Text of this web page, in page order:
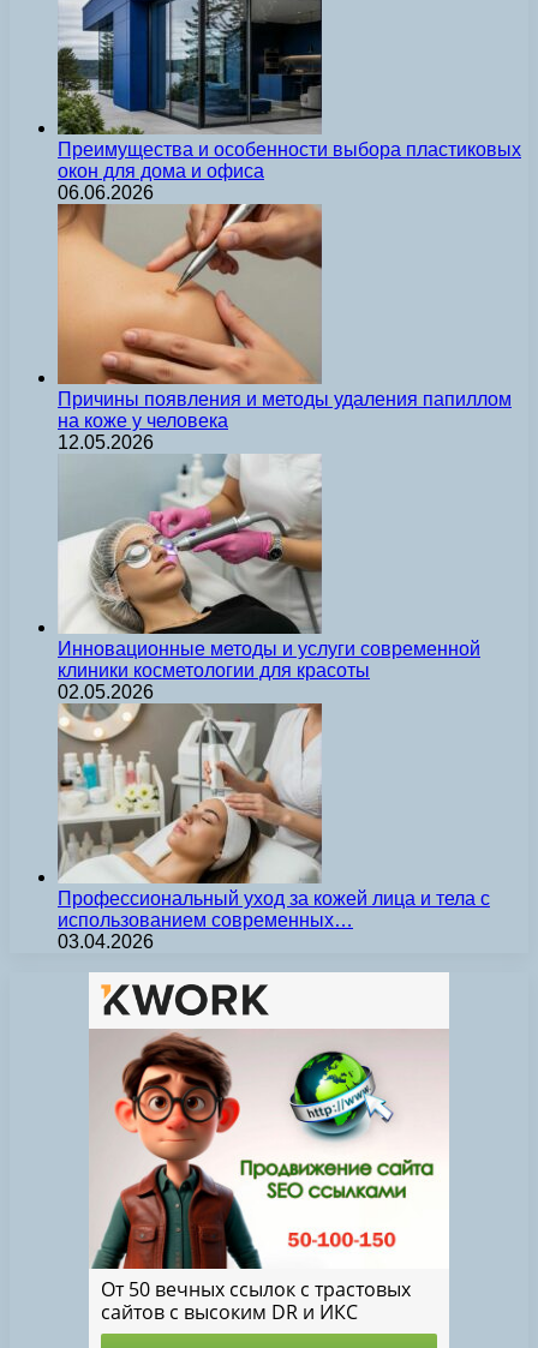
Преимущества и особенности выбора пластиковых
окон для дома и офиса
06.06.2026
Причины появления и методы удаления папиллом
на коже у человека
12.05.2026
Инновационные методы и услуги современной
клиники косметологии для красоты
02.05.2026
Профессиональный уход за кожей лица и тела с
использованием современных…
03.04.2026